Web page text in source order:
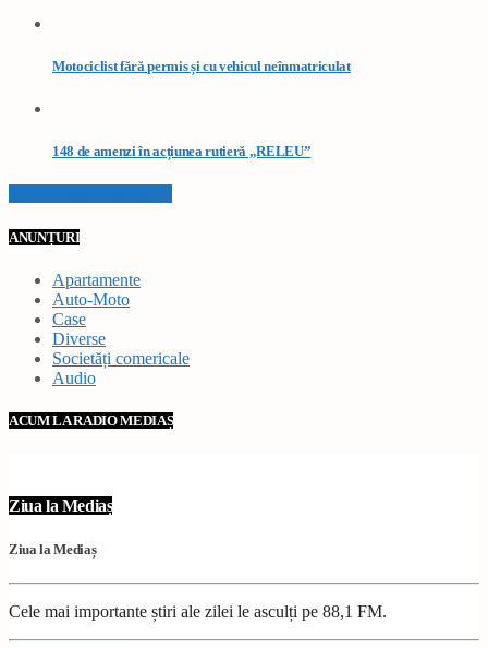
Motociclist fără permis și cu vehicul neînmatriculat
148 de amenzi în acțiunea rutieră „RELEU”
ANUNȚURI
Apartamente
Auto-Moto
Case
Diverse
Societăți comericale
Audio
ACUM LA RADIO MEDIAȘ
Ziua la Mediaș
Ziua la Mediaș
Cele mai importante știri ale zilei le asculți pe 88,1 FM.